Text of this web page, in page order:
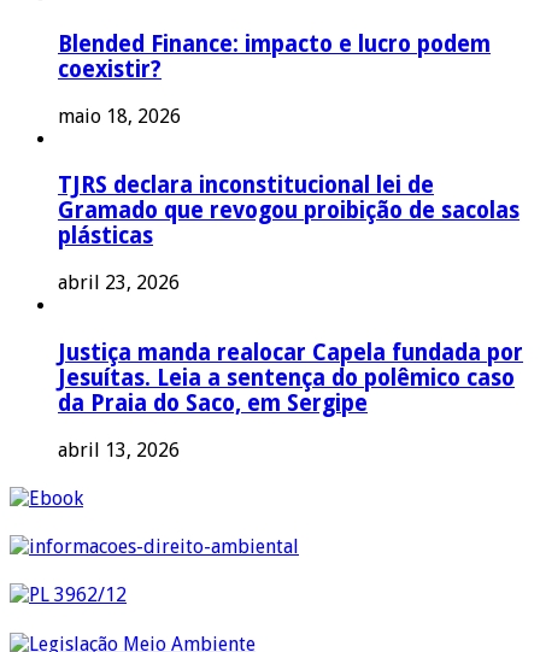
Blended Finance: impacto e lucro podem
coexistir?
maio 18, 2026
TJRS declara inconstitucional lei de
Gramado que revogou proibição de sacolas
plásticas
abril 23, 2026
Justiça manda realocar Capela fundada por
Jesuítas. Leia a sentença do polêmico caso
da Praia do Saco, em Sergipe
abril 13, 2026